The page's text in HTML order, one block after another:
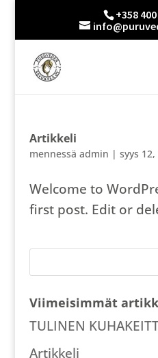
+358
Artikkeli
mennessä admin | syys 12,
Welcome to
first post. Edit or
Viimeisimmät
TULINEN
Artikkeli